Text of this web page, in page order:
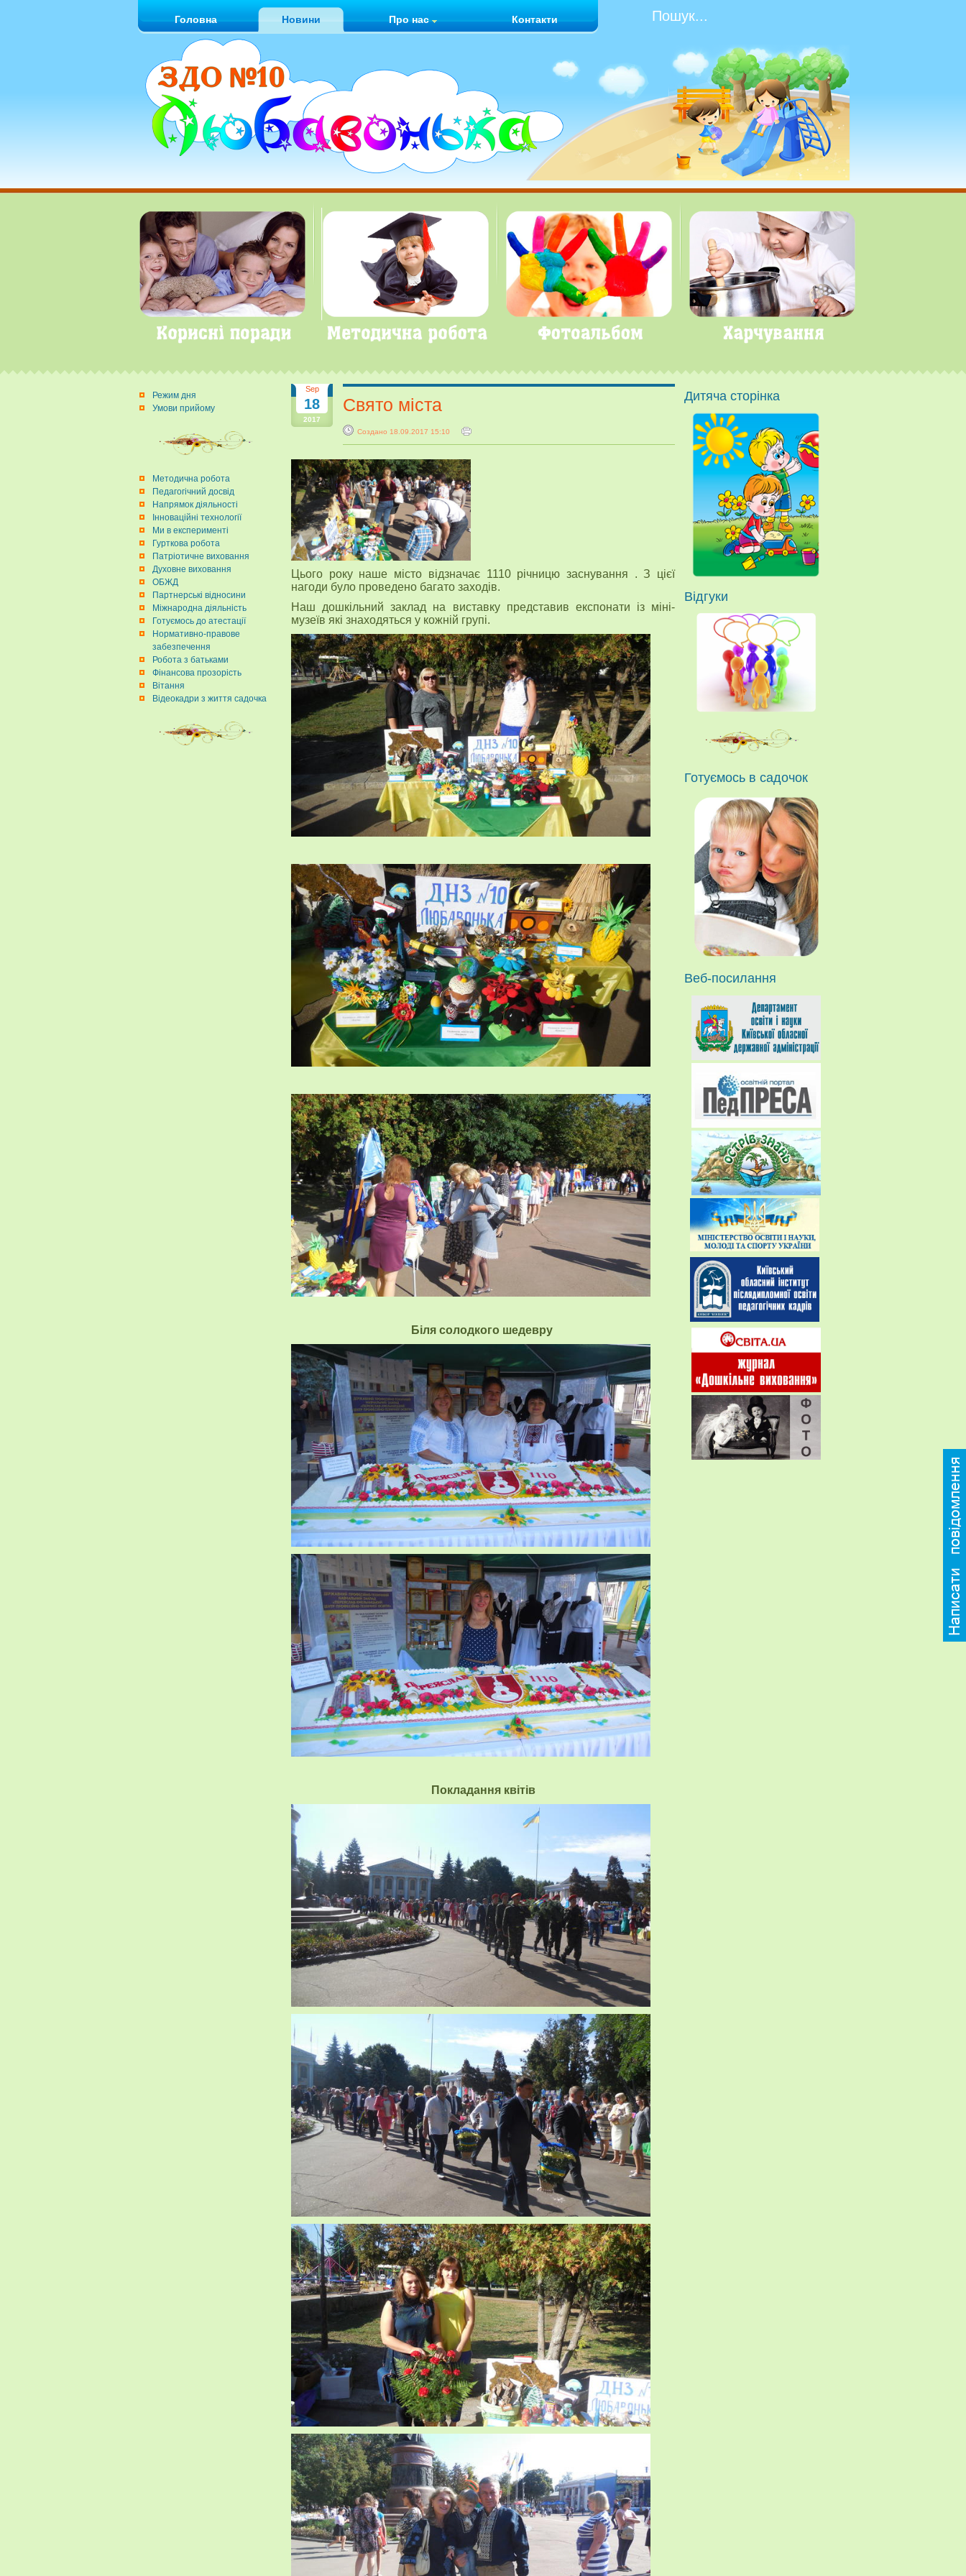
Головна Новини Про нас Контакти
Режим дня
Умови прийому
Методична робота
Педагогічний досвід
Напрямок діяльності
Інноваційні технології
Ми в експерименті
Гурткова робота
Патріотичне виховання
Духовне виховання
ОБЖД
Партнерські відносини
Міжнародна діяльність
Готуємось до атестації
Нормативно-правове
забезпечення
Робота з батьками
Фінансова прозорість
Вітання
Відеокадри з життя садочка
Sep
18
2017
Свято міста
Создано 18.09.2017 15:10
Цього року наше місто відзначає 1110 річницю заснування . З цієї
нагоди було проведено багато заходів.
Наш дошкільний заклад на виставку представив експонати із міні-
музеїв які знаходяться у кожній групі.
Біля солодкого шедевру
Покладання квітів
Дитяча сторінка
Відгуки
Готуємось в садочок
Веб-посилання